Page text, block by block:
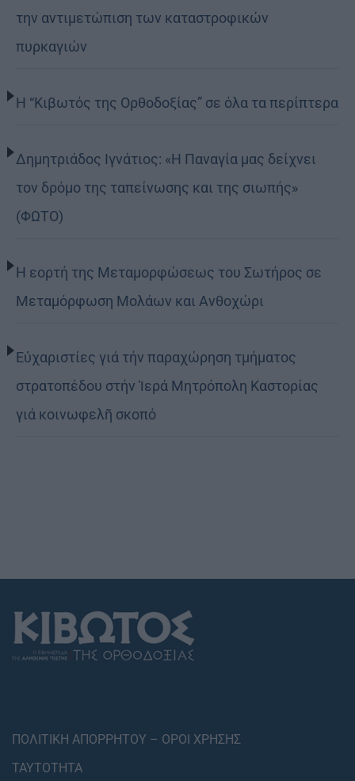
την αντιμετώπιση των καταστροφικών
πυρκαγιών
Η “Κιβωτός της Ορθοδοξίας” σε όλα τα περίπτερα
Δημητριάδος Ιγνάτιος: «Η Παναγία μας δείχνει
τον δρόμο της ταπείνωσης και της σιωπής»
(ΦΩΤΟ)
Η εορτή της Μεταμορφώσεως του Σωτήρος σε
Μεταμόρφωση Μολάων και Ανθοχώρι
Εὐχαριστίες γιά τήν παραχώρηση τμήματος
στρατοπέδου στήν Ἱερά Μητρόπολη Καστορίας
γιά κοινωφελῆ σκοπό
ΠΟΛΙΤΙΚΗ ΑΠΟΡΡΗΤΟΥ – ΟΡΟΙ ΧΡΗΣΗΣ
ΤΑΥΤΟΤΗΤΑ